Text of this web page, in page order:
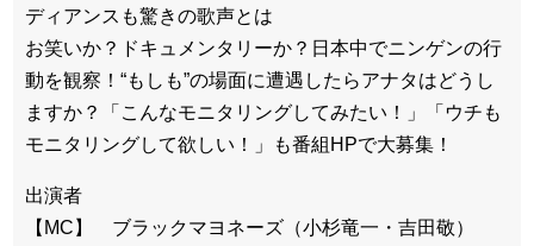
ディアンスも驚きの歌声とは
お笑いか？ドキュメンタリーか？日本中でニンゲンの行
動を観察！“もしも”の場面に遭遇したらアナタはどうし
ますか？「こんなモニタリングしてみたい！」「ウチも
モニタリングして欲しい！」も番組HPで大募集！
出演者
【MC】 ブラックマヨネーズ（小杉竜一・吉田敬）